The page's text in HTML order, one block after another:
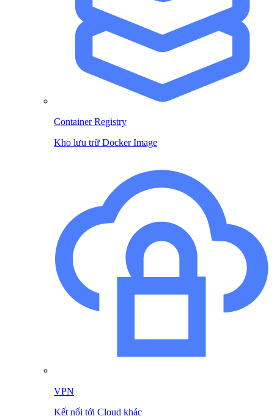
Container Registry
Kho lưu trữ Docker Image
VPN
Kết nối tới Cloud khác